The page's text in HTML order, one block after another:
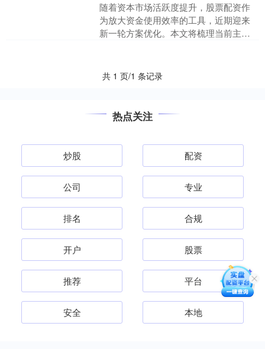
随着资本市场活跃度提升，股票配资作
为放大资金使用效率的工具，近期迎来
新一轮方案优化。本文将梳理当前主流
共 1 页/1 条记录
热点关注
炒股 配资
公司 专业
排名 合规
开户 股票
推荐 平台
安全 本地